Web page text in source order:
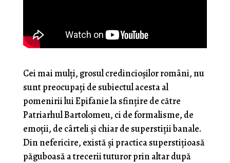
Cei mai mulți, grosul credincioșilor români, nu
sunt preocupați de subiectul acesta al
pomenirii lui Epifanie la sfințire de către
Patriarhul Bartolomeu, ci de formalisme, de
emoții, de cârteli și chiar de superstiții banale.
Din nefericire, există și practica superstițioasă
păguboasă a trecerii tuturor prin altar după